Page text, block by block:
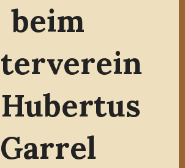
beim
Garrel